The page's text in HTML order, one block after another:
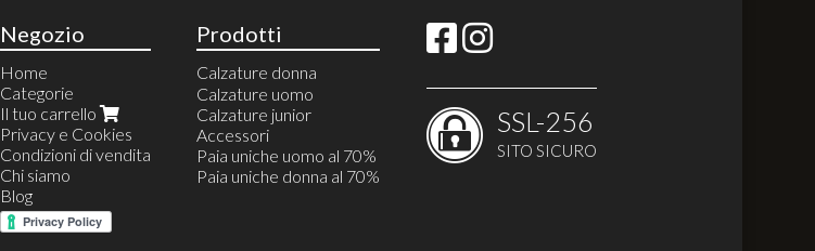
Negozio
Home
Categorie
Il tuo carrello
Privacy e Cookies
Condizioni di vendita
Chi siamo
Blog
Prodotti
Calzature donna
Anfibi
Ballerine
Calzature estive
Calzature invernali
Espadrillas
Calzature uomo
Calzature junior
Accessori
Paia uniche uomo al 70%
Paia uniche donna al 70%
SSL-256
SITO SICURO